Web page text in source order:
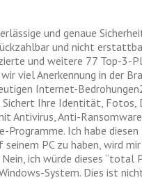
und genaue
und nicht
und weitere 77 Top-3-
wir viel Anerkennung in der
Internet-
Sichert Ihre Identität,
Antivirus, Anti-
Programme. Ich habe
seinem PC zu haben, wird
ich würde dieses “total
System. Dies ist